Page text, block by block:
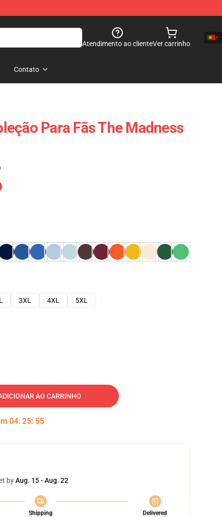
Atendimento ao clienteVer carrinho
Contato
Para Fãs The Madness
3XL 4XL
5XL
AO CARRINHO
04: 25: 54
byAug. 15 - Aug. 22
Shipping
Delivered